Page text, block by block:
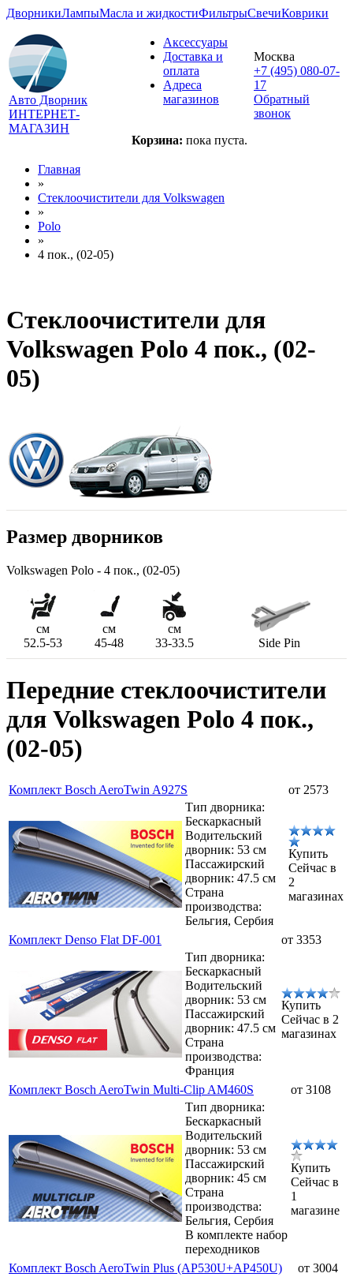
ДворникиЛампыМасла и жидкостиФильтрыСвечиКоврики
Авто Дворник
ИНТЕРНЕТ-
МАГАЗИН
Аксессуары
Доставка и
оплата
Адреса
магазинов
Корзина: пока пуста.
Москва
+7 (495) 080-07-
17
Обратный
звонок
Главная
»
Стеклоочистители для Volkswagen
»
Polo
»
4 пок., (02-05)
Стеклоочистители для
Volkswagen Polo 4 пок., (02-
05)
Размер дворников
Volkswagen Polo - 4 пок., (02-05)
см см
см
52.5-53
45-48 33-33.5 Side Pin
Передние стеклоочистители
для Volkswagen Polo 4 пок.,
(02-05)
Комплект Bosch AeroTwin A927S
от 2573
Тип дворника:
Бескаркасный
Водительский
дворник: 53 см
Пассажирский
дворник: 47.5 см
Страна
производства:
Бельгия, Сербия
Купить
Сейчас в
2
магазинах
Комплект Denso Flat DF-001
от 3353
Тип дворника:
Бескаркасный
Водительский
дворник: 53 см
Пассажирский
дворник: 47.5 см
Страна
производства:
Франция
Купить
Сейчас в 2
магазинах
Комплект Bosch AeroTwin Multi-Clip AM460S
от 3108
Тип дворника:
Бескаркасный
Водительский
дворник: 53 см
Пассажирский
дворник: 45 см
Страна
производства:
Бельгия, Сербия
В комплекте набор
переходников
Купить
Сейчас в
1
магазине
Комплект Bosch AeroTwin Plus (AP530U+AP450U)
от 3004